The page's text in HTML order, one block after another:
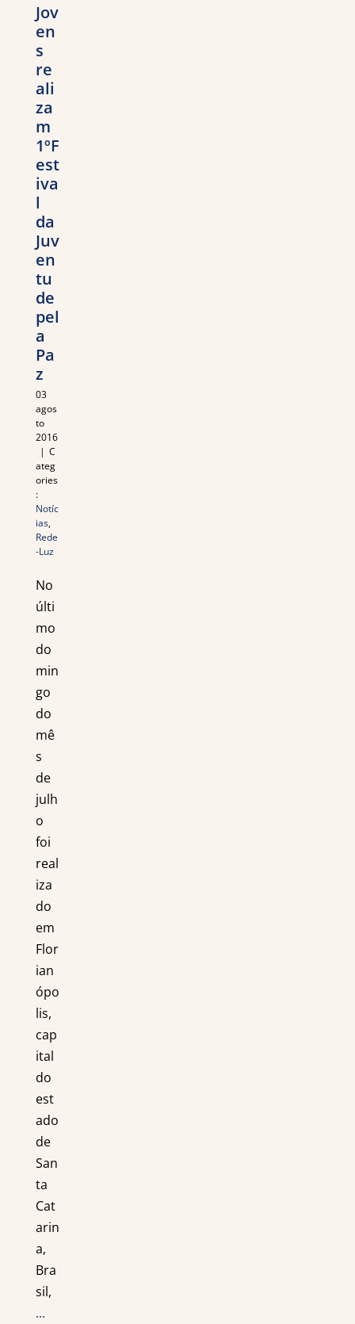
Jov
en
s
re
ali
za
m
1ºF
est
iva
l
da
Juv
en
tu
de
pel
a
Pa
z
03
agos
to
2016
| C
ateg
ories
:
Notíc
ias,
Rede
-Luz
No
últi
mo
do
min
go
do
mê
s
de
julh
o
foi
real
iza
do
em
Flor
ian
ópo
lis,
cap
ital
do
est
ado
de
San
ta
Cat
arin
a,
Bra
sil,
...